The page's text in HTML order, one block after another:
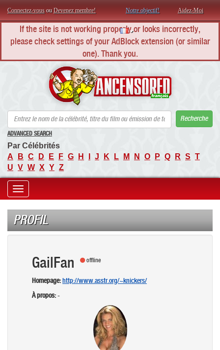
Connectez-vous ou Devenez membre! Notre objectif! Aidez-Moi
If the site is not working properly or looks incorrectly,
please check settings of your AdBlock extension (or similar
one). Thank you.
Recherche
ADVANCED SEARCH
Par Célébrités
A
B C D E F G H J K L M N O P Q R S T
U V W X Y Z
Toggle
navigation
PROFIL
GailFan offline
Homepage:http://www.asstr.org/~knickers/
À propos:-